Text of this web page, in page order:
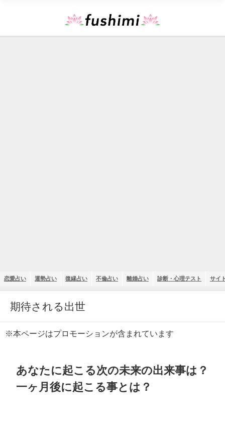
恋愛占い 運勢占い 復縁占い 不倫占い 離婚占い 診断・心理テスト サイ
期待される出世
※本ページはプロモーションが含まれています
あなたに起こる次の未来の出来事は？
一ヶ月後に起こる事とは？